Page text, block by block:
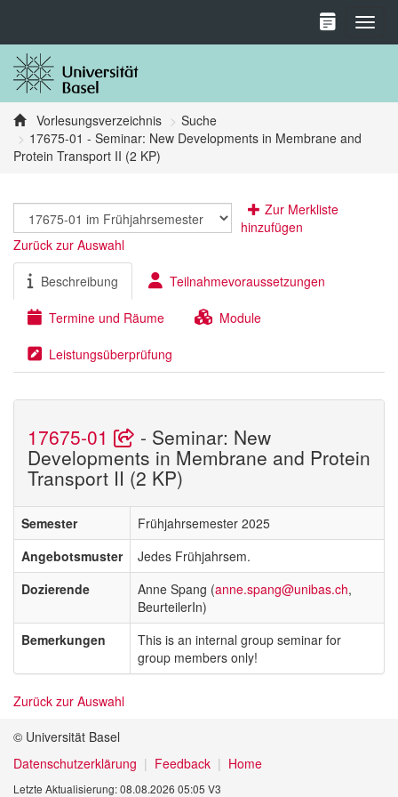
Vorlesungsverzeichnis
Suche
17675-01 - Seminar: New Developments in Membrane and
Protein Transport II (2 KP)
Zur Merkliste
hinzufügen
Zurück zur Auswahl
Beschreibung Teilnahmevoraussetzungen
Termine und Räume Module
Leistungsüberprüfung
17675-01 - Seminar: New
Developments in Membrane and Protein
Transport II (2 KP)
Semester
Frühjahrsemester 2025
Angebotsmuster
Jedes Frühjahrsem.
Dozierende
Anne Spang (anne.spang@unibas.ch,
BeurteilerIn)
Bemerkungen
This is an internal group seminar for
group members only!
Zurück zur Auswahl
© Universität Basel
Datenschutzerklärung
Feedback Home
Letzte Aktualisierung: 08.08.2026 05:05 V3